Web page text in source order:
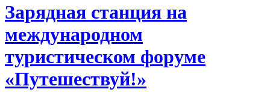
Зарядная станция на
международном
туристическом форуме
«Путешествуй!»